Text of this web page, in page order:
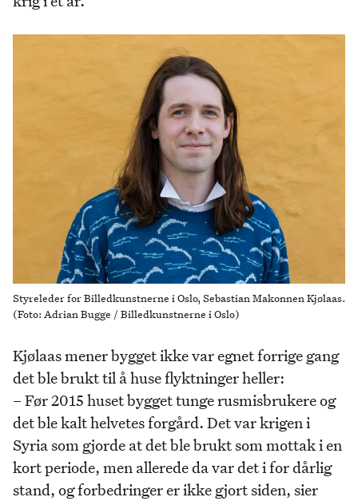
Styreleder for Billedkunstnerne i Oslo, Sebastian Makonnen Kjølaas.
(Foto: Adrian Bugge / Billedkunstnerne i Oslo)
Kjølaas mener bygget ikke var egnet forrige gang
det ble brukt til å huse flyktninger heller:
– Før 2015 huset bygget tunge rusmisbrukere og
det ble kalt helvetes forgård. Det var krigen i
Syria som gjorde at det ble brukt som mottak i en
kort periode, men allerede da var det i for dårlig
stand, og forbedringer er ikke gjort siden, sier